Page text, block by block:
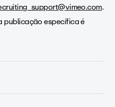
.
publicação específica é